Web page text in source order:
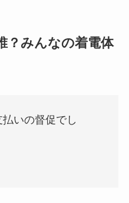
？みんなの着電体
いの督促でし